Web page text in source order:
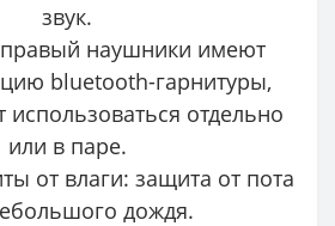
звук.
наушники имеют
bluetooth-гарнитуры,
использоваться отдельно
или в паре.
от влаги: защита от пота
дождя.